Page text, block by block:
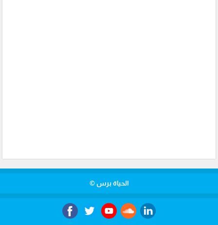
الحياة برس ©